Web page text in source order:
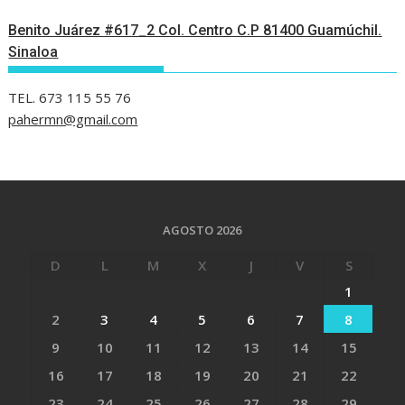
Benito Juárez #617_2 Col. Centro C.P 81400 Guamúchil.
Sinaloa
TEL. 673 115 55 76
pahermn@gmail.com
AGOSTO 2026
D L M X J V
S
1
2
3 4 5 6 7
8
9
10 11 12 13 14
15
16
17 18 19 20 21
22